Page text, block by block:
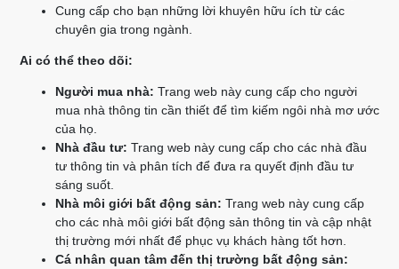
Cung cấp cho bạn những lời khuyên hữu ích từ các
chuyên gia trong ngành.
Ai có thể theo dõi:
Người mua nhà: Trang web này cung cấp cho người
mua nhà thông tin cần thiết để tìm kiếm ngôi nhà mơ ước
của họ.
Nhà đầu tư: Trang web này cung cấp cho các nhà đầu
tư thông tin và phân tích để đưa ra quyết định đầu tư
sáng suốt.
Nhà môi giới bất động sản: Trang web này cung cấp
cho các nhà môi giới bất động sản thông tin và cập nhật
thị trường mới nhất để phục vụ khách hàng tốt hơn.
Cá nhân quan tâm đến thị trường bất động sản: